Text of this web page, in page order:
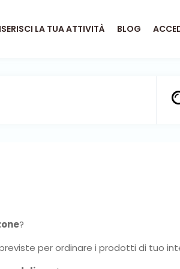
LA TUA ATTIVITÀ BLOG
?
per ordinare i prodotti di tuo